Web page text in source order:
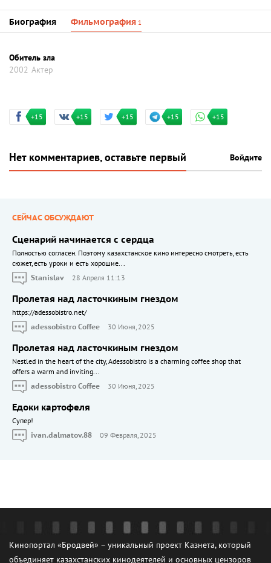
Биография Фильмография 1
Обитель зла
2002 Актер
+15 +15 +15 +15 +15
Нет комментариев, оставьте первый Войдите
СЕЙЧАС ОБСУЖДАЮТ
Сценарий начинается с сердца
Полностью согласен. Поэтому казахстанское кино интересно смотреть, есть
сюжет, есть уроки и есть хорошие...
Stanislav
28 Апреля 11:13
Пролетая над ласточкиным гнездом
https://adessobistro.net/
adessobistro Coffee
30 Июня, 2025
Пролетая над ласточкиным гнездом
Nestled in the heart of the city, Adessobistro is a charming coffee shop that
offers a warm and inviting...
adessobistro Coffee
30 Июня, 2025
Едоки картофеля
Cупер!
ivan.dalmatov.88
09 Февраля, 2025
Кинопортал «Бродвей» – уникальный проект Казнета, который
объединяет казахстанских кинодеятелей и основных цензоров